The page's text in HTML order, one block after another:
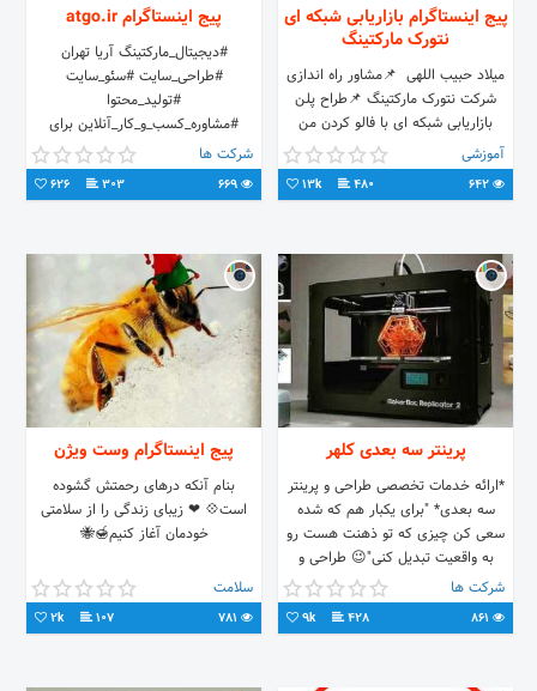
پیج اینستاگرام بازاریابی شبکه ای
نتورک مارکتینگ
میلاد حبیب اللهی ‌ 📌مشاور راه اندازی
شرکت نتورک مارکتینگ 📌طراح پلن
بازاریابی شبکه ای با فالو کردن من
دانش ؛ نگرش و مهارت خود را ارتقا
دهید
آموزشی
480
13k
پیج اینستاگرام atgo.ir
#دیجیتال_مارکتینگ آریا تهران
#طراحی_سایت #سئو_سایت
#تولید_محتوا
#مشاوره_کسب_و_کار_آنلاین برای
اطلاعات بیشتر وارد وب سایت شوید
شرکت ها
303
626
پرینتر سه بعدی کلهر
*ارائه خدمات تخصصی طراحی و پرینتر
سه بعدی* "برای یکبار هم که شده
سعی کن چیزی که تو ذهنت هست رو
به واقعیت تبدیل کنی"😉 طراحی و
ساخت انواع قطعات فلزی و پلاستیکی
شامل: - انواع چرخدنده ها - انواع
کاورها، کیس ها و درب و بدنه ها -
شرکت ها
428
9k
پیج اینستاگرام وست ویژن
بنام آنکه درهای رحمتش گشوده
است💠 ❤ زیبای زندگی را از سلامتی
خودمان آغاز کنیم🍯🐝
سلامت
107
2k